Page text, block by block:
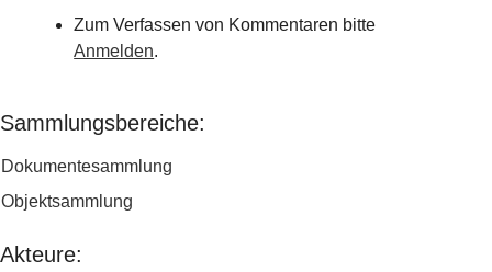
Zum Verfassen von Kommentaren bitte
Anmelden.
Sammlungsbereiche:
Dokumentesammlung
Objektsammlung
Akteure: